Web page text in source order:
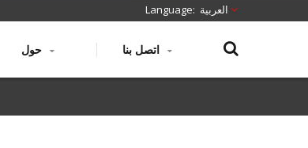
العربية
حول